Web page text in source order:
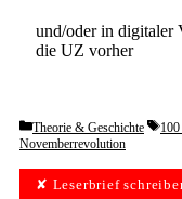
und/oder in digitaler
die UZ vorher
Categories
Theorie & Geschichte Tags
Novemberrevolution
✘ Leserbrief